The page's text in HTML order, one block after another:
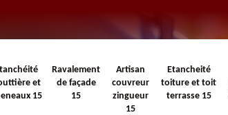
et
15
Ravalement
de façade
15
Artisan
couvreur
zingueur
15
Etancheité
toiture et toit
terrasse 15